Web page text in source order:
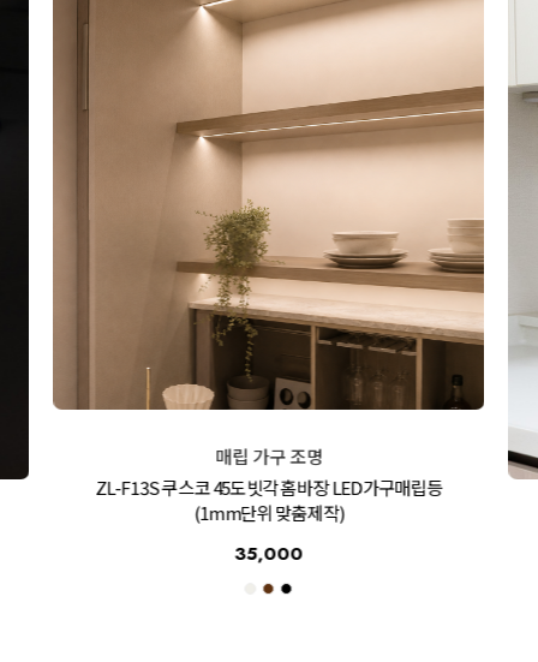
매립 가구 조명
ZL-F13S 쿠스코 45도빗각 홈바장 LED가구매립등
(1mm단위 맞춤제작)
35,000